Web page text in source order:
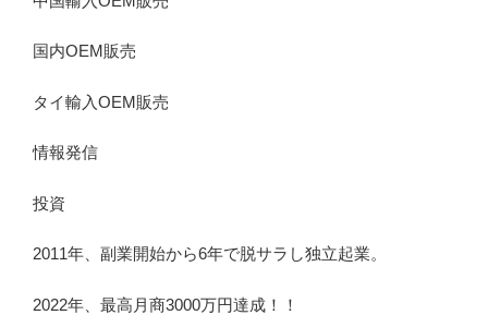
国内OEM販売
タイ輸入OEM販売
情報発信
投資
2011年、副業開始から6年で脱サラし独立起業。
2022年、最高月商3000万円達成！！